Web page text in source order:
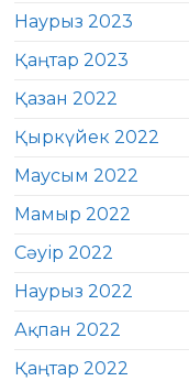
Наурыз 2023
Қаңтар 2023
Қазан 2022
Қыркүйек 2022
Маусым 2022
Мамыр 2022
Сәуір 2022
Наурыз 2022
Ақпан 2022
Қаңтар 2022